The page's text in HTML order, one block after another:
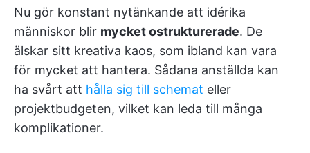
Nu gör konstant nytänkande att idérika
människor blir mycket ostrukturerade. De
älskar sitt kreativa kaos, som ibland kan vara
för mycket att hantera. Sådana anställda kan
ha svårt att hålla sig till schemat eller
projektbudgeten, vilket kan leda till många
komplikationer.